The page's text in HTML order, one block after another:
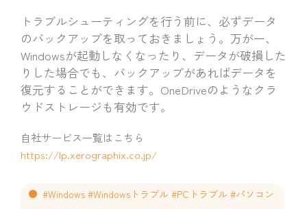
トラブルシューティングを行う前に、必ずデータ
のバックアップを取っておきましょう。万が一、
Windowsが起動しなくなったり、データが破損した
りした場合でも、バックアップがあればデータを
復元することができます。OneDriveのようなクラ
ウドストレージも有効です。
自社サービス一覧はこちら
https://lp.xerographix.co.jp/
#Windows #Windowsトラブル #PCトラブル #パソコン